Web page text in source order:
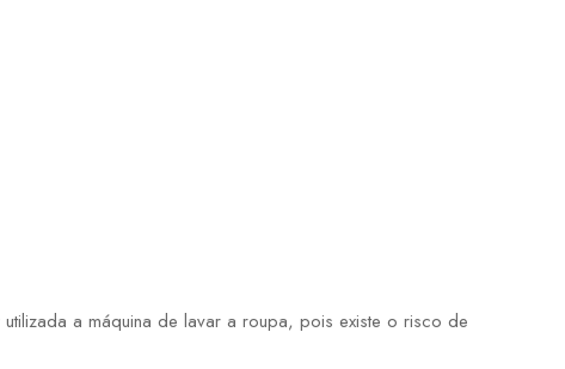
a máquina de lavar a roupa, pois existe o risco de